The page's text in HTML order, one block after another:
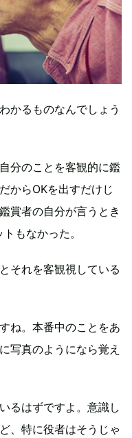
かるものなんでしょう
分のことを客観的に鑑
からOKを出すだけじ
賞者の自分が言うとき
もなかった。
それを客観視している
ね。本番中のことをあ
写真のようになら覚え
るはずですよ。意識し
、特に役者はそうじゃ